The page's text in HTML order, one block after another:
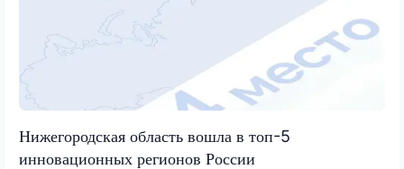
Нижегородская область вошла в топ-5
инновационных регионов России